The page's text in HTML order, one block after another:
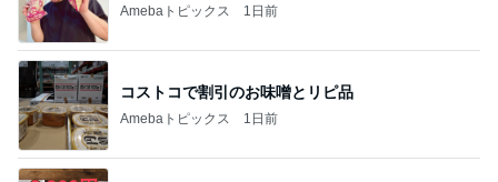
Amebaトピックス 1日前
コストコで割引のお味噌とリピ品
Amebaトピックス 1日前